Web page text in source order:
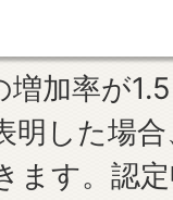
増加率が
明した場
ます。認